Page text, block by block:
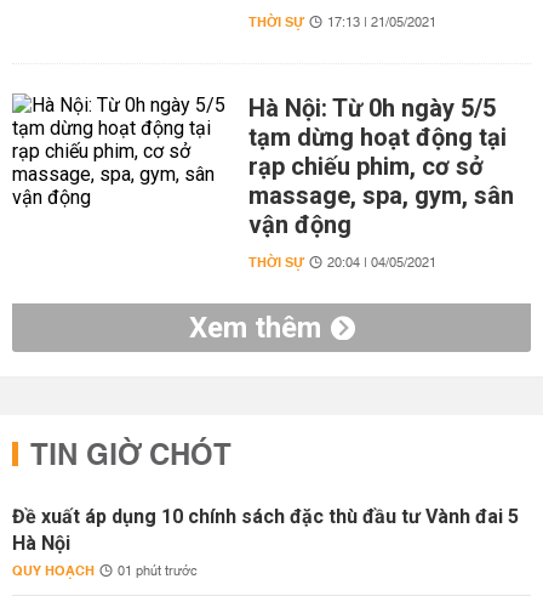
THỜI SỰ 17:13 | 21/05/2021
Hà Nội: Từ 0h ngày 5/5
tạm dừng hoạt động tại
rạp chiếu phim, cơ sở
massage, spa, gym, sân
vận động
THỜI SỰ 20:04 | 04/05/2021
Xem thêm
TIN GIỜ CHÓT
Đề xuất áp dụng 10 chính sách đặc thù đầu tư Vành đai 5
Hà Nội
QUY HOẠCH 01 phút trước